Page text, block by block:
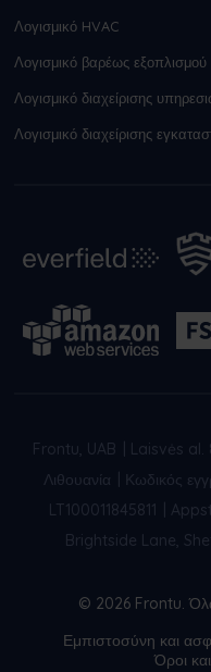
Λογισμικό HVAC
Λογισμικό βαρέως εξοπλισμού
Λογισμικό διαχείρισης
Λογισμικό διαχείρισης
Frontu, UAB
Laisvės al.
Λιθουανία
Κωδικός
LT100011845811
Brightside Lane,
© 2026 Frontu. Όλα
Εμπιστοσύνη και
Όροι